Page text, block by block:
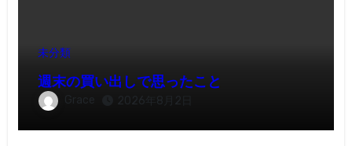
未分類
週末の買い出しで思ったこと
Grace 2026年8月2日